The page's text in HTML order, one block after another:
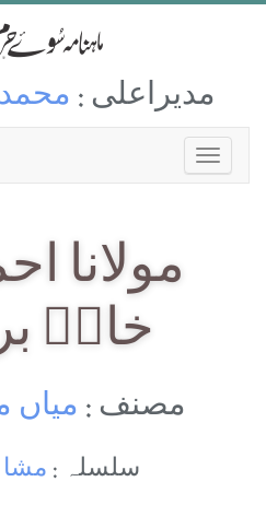
مدیراعلی :
مولانا
خانؒ
مصنف : میاں
سلسلہ :